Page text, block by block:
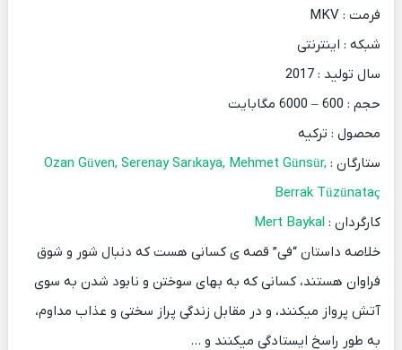
فرمت : MKV
شبکه : اینترنتی
سال تولید : 2017
حجم : 600 – 6000 مگابایت
محصول : ترکیه
ستارگان : Ozan Güven, Serenay Sarıkaya, Mehmet Günsür,
Berrak Tüzünataç
کارگردان : Mert Baykal
خلاصه داستان “فی” قصه ی کسانی هست که دنبال شور و شوق
فراوان هستند، کسانی که به بهای سوختن و نابود شدن به سوی
آتش پرواز میکنند، و در مقابل زندگی پراز سختی و عذاب مداوم،
به طور راسخ ایستادگی میکنند و …